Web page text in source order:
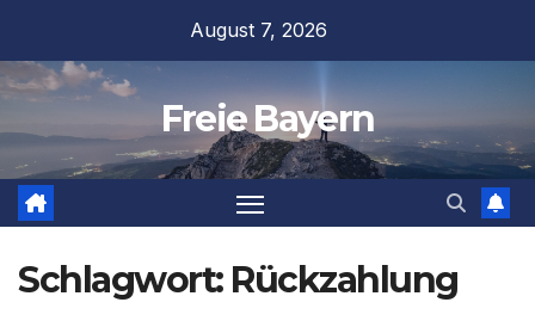
springen
August 7, 2026
Freie Bayern
Schlagwort: Rückzahlung